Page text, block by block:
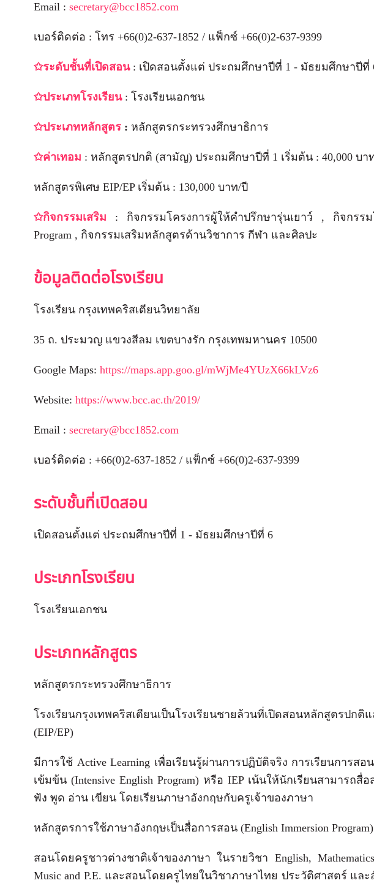
Email : secretary@bcc1852.com
เบอร์ติดต่อ : โทร +66(0)2-637-1852 / แฟ็กซ์ +66(0)2-637-9399
✩ระดับชั้นที่เปิดสอน : เปิดสอนตั้งแต่ ประถมศึกษาปีที่ 1 - มัธยมศึกษาปีที่
✩ประเภทโรงเรียน : โรงเรียนเอกชน
✩ประเภทหลักสูตร : หลักสูตรกระทรวงศึกษาธิการ
✩ค่าเทอม : หลักสูตรปกติ (สามัญ) ประถมศึกษาปีที่ 1 เริ่มต้น : 40,000 บา
หลักสูตรพิเศษ EIP/EP เริ่มต้น : 130,000 บาท/ปี
✩กิจกรรมเสริม : กิจกรรมโครงการผู้ให้คำปรึกษารุ่นเยาว์ , กิจกรรม
Program , กิจกรรมเสริมหลักสูตรด้านวิชาการ กีฬา และศิลปะ
ข้อมูลติดต่อโรงเรียน
โรงเรียน กรุงเทพคริสเตียนวิทยาลัย
35 ถ. ประมวญ แขวงสีลม เขตบางรัก กรุงเทพมหานคร 10500
Google Maps: https://maps.app.goo.gl/mWjMe4YUzX66kLVz6
Website: https://www.bcc.ac.th/2019/
Email : secretary@bcc1852.com
เบอร์ติดต่อ : +66(0)2-637-1852 / แฟ็กซ์ +66(0)2-637-9399
ระดับชั้นที่เปิดสอน
เปิดสอนตั้งแต่ ประถมศึกษาปีที่ 1 - มัธยมศึกษาปีที่ 6
ประเภทโรงเรียน
โรงเรียนเอกชน
ประเภทหลักสูตร
หลักสูตรกระทรวงศึกษาธิการ
โรงเรียนกรุงเทพคริสเตียนเป็นโรงเรียนชายล้วนที่เปิดสอนหลักสูตรปกติ
(EIP/EP)
มีการใช้ Active Learning เพื่อเรียนรู้ผ่านการปฏิบัติจริง การเรียนการส
เข้มข้น (Intensive English Program) หรือ IEP เน้นให้นักเรียนสามารถ
ฟัง พูด อ่าน เขียน โดยเรียนภาษาอังกฤษกับครูเจ้าของภาษา
หลักสูตรการใช้ภาษาอังกฤษเป็นสื่อการสอน (English Immersion
สอนโดยครูชาวต่างชาติเจ้าของภาษา ในรายวิชา English,
Music and P.E. และสอนโดยครูไทยในวิชาภาษาไทย ประวัติศาสตร์ แล